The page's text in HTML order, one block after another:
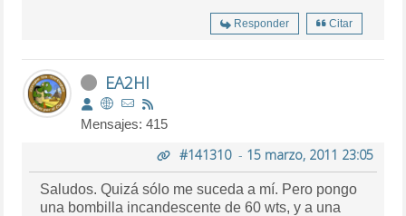
Responder Citar
EA2HI
Mensajes: 415
#141310- 15 marzo, 2011 23:05
Saludos. Quizá sólo me suceda a mí. Pero pongo
una bombilla incandescente de 60 wts, y a una